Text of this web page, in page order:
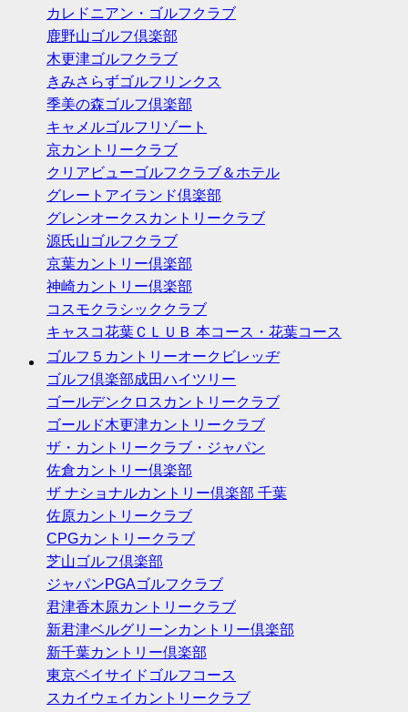
カレドニアン・ゴルフクラブ
鹿野山ゴルフ倶楽部
木更津ゴルフクラブ
きみさらずゴルフリンクス
季美の森ゴルフ倶楽部
キャメルゴルフリゾート
京カントリークラブ
クリアビューゴルフクラブ＆ホテル
グレートアイランド倶楽部
グレンオークスカントリークラブ
源氏山ゴルフクラブ
京葉カントリー倶楽部
神崎カントリー倶楽部
コスモクラシッククラブ
キャスコ花葉ＣＬＵＢ 本コース・花葉コース
ゴルフ５カントリーオークビレッヂ
ゴルフ倶楽部成田ハイツリー
ゴールデンクロスカントリークラブ
ゴールド木更津カントリークラブ
ザ・カントリークラブ・ジャパン
佐倉カントリー倶楽部
ザ ナショナルカントリー倶楽部 千葉
佐原カントリークラブ
CPGカントリークラブ
芝山ゴルフ倶楽部
ジャパンPGAゴルフクラブ
君津香木原カントリークラブ
新君津ベルグリーンカントリー倶楽部
新千葉カントリー倶楽部
東京ベイサイドゴルフコース
スカイウェイカントリークラブ